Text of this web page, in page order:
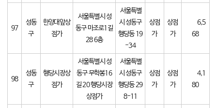
97
성동
구
한양대앞상
점가
서울특별시 성
동구 마조로1길
28 6층
서울특별
시 성동구
행당동 19
-34
상점
가
상점
가
6,5
68
98
성동
구
행당시장상
점가
서울특별시 성
동구 무학봉16
길 20 행당시장
상점가
서울특별
시 성동구
행당동 29
8-11
상점
가
상점
가
4,1
80